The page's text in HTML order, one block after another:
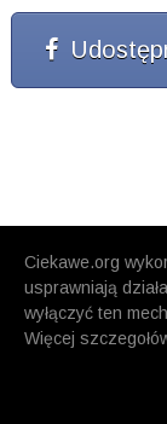
Ciekawe.org
usprawniają
wyłączyć ten
Więcej